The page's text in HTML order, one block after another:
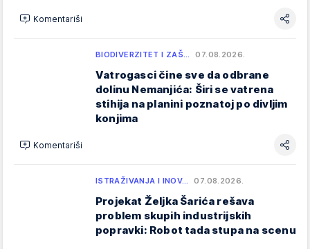
Komentariši
BIODIVERZITET I ZAŠ… 07.08.2026.
Vatrogasci čine sve da odbrane
dolinu Nemanjića: Širi se vatrena
stihija na planini poznatoj po divljim
konjima
Komentariši
ISTRAŽIVANJA I INOV… 07.08.2026.
Projekat Željka Šarića rešava
problem skupih industrijskih
popravki: Robot tada stupa na scenu